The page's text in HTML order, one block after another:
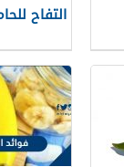
التفاح